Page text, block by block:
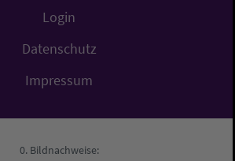
Login
Datenschutz
Impressum
Bildnachweise: